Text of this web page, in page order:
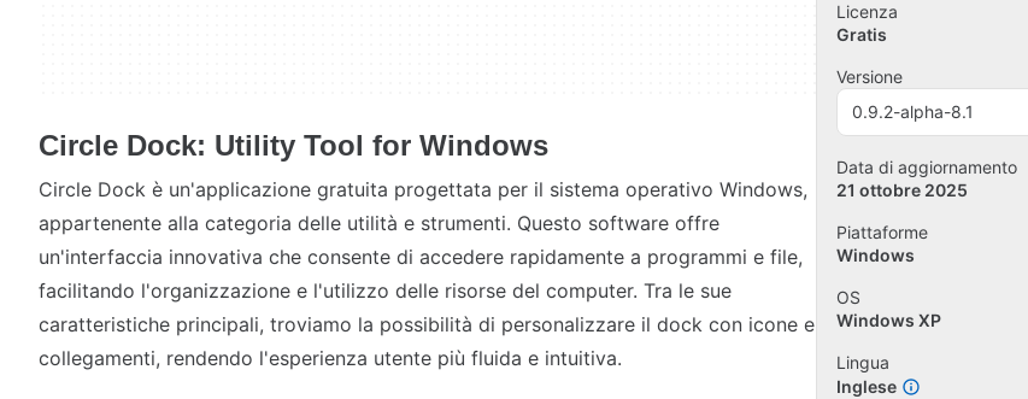
Circle Dock: Utility Tool for Windows
Circle Dock è un'applicazione gratuita progettata per il sistema operativo Windows,
appartenente alla categoria delle utilità e strumenti. Questo software offre
un'interfaccia innovativa che consente di accedere rapidamente a programmi e file,
facilitando l'organizzazione e l'utilizzo delle risorse del computer. Tra le sue
caratteristiche principali, troviamo la possibilità di personalizzare il dock con icone e
collegamenti, rendendo l'esperienza utente più fluida e intuitiva.
Licenza
Gratis
Versione
0.9.2-alpha-8.1
Data di aggiornamento
21 ottobre 2025
Piattaforme
Windows
OS
Windows XP
Lingua
Inglese